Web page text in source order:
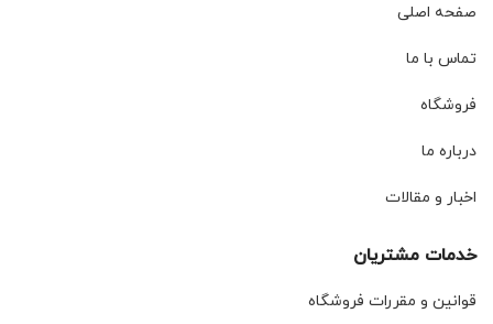
صفحه اصلی
تماس با ما
فروشگاه
درباره ما
اخبار و مقالات
خدمات مشتریان
قوانین و مقررات فروشگاه